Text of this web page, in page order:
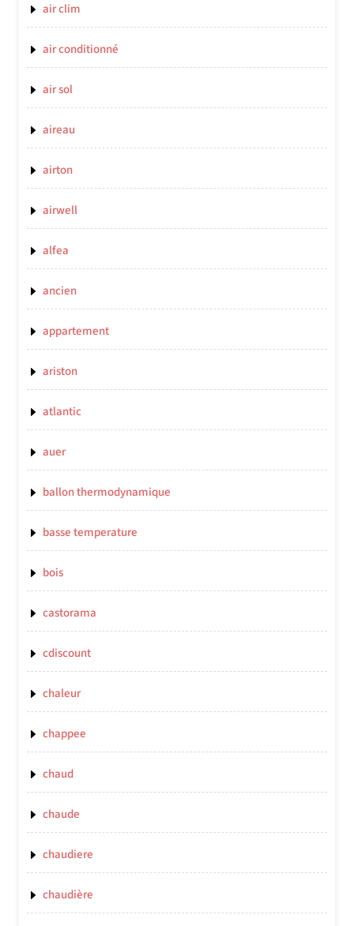
air clim
air conditionné
air sol
aireau
airton
airwell
alfea
ancien
appartement
ariston
atlantic
auer
ballon thermodynamique
basse temperature
bois
castorama
cdiscount
chaleur
chappee
chaud
chaude
chaudiere
chaudière